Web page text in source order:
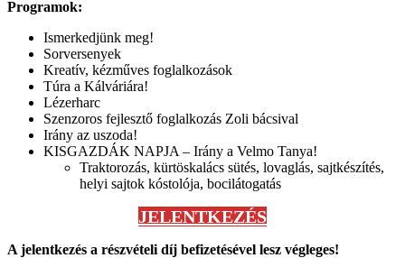
Programok:
Ismerkedjünk meg!
Sorversenyek
Kreatív, kézműves foglalkozások
Túra a Kálváriára!
Lézerharc
Szenzoros fejlesztő foglalkozás Zoli bácsival
Irány az uszoda!
KISGAZDÁK NAPJA – Irány a Velmo Tanya!
Traktorozás, kürtöskalács sütés, lovaglás, sajtkészítés,
helyi sajtok kóstolója, bocilátogatás
JELENTKEZÉS
A jelentkezés a részvételi díj befizetésével lesz végleges!